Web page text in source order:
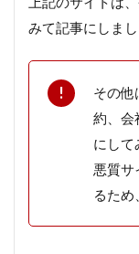
みて記事にしまし
その他
約、会
にして
悪質サ
るため